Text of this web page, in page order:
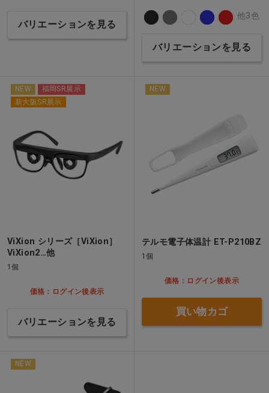
バリエーションを見る
他3色
バリエーションを見る
NEW
福岡SR展示
新大阪SR展示
ViXion シリーズ［ViXion］
ViXion2…他
1個
価格：ログイン後表示
バリエーションを見る
NEW
テルモ電子体温計 ET-P210BZ
1個
価格：ログイン後表示
買い物カゴ
NEW